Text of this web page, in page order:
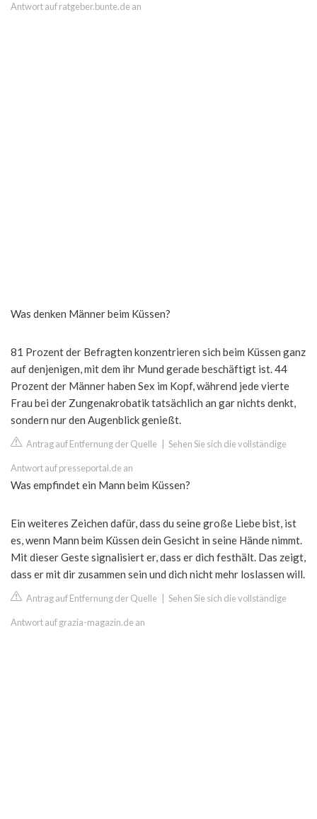
Antwort auf ratgeber.bunte.de an
Was denken Männer beim Küssen?
81 Prozent der Befragten konzentrieren sich beim Küssen ganz
auf denjenigen, mit dem ihr Mund gerade beschäftigt ist. 44
Prozent der Männer haben Sex im Kopf, während jede vierte
Frau bei der Zungenakrobatik tatsächlich an gar nichts denkt,
sondern nur den Augenblick genießt.
Antrag auf Entfernung der Quelle Sehen Sie sich die vollständige
Antwort auf presseportal.de an
Was empfindet ein Mann beim Küssen?
Ein weiteres Zeichen dafür, dass du seine große Liebe bist, ist
es, wenn Mann beim Küssen dein Gesicht in seine Hände nimmt.
Mit dieser Geste signalisiert er, dass er dich festhält. Das zeigt,
dass er mit dir zusammen sein und dich nicht mehr loslassen will.
Antrag auf Entfernung der Quelle Sehen Sie sich die vollständige
Antwort auf grazia-magazin.de an